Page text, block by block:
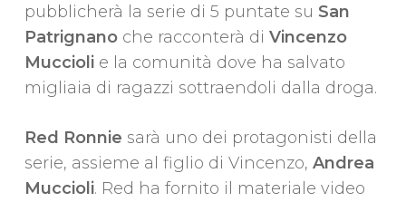
pubblicherà la serie di 5 puntate su San
Patrignanoche racconterà di Vincenzo
Mucciolie la comunità dove ha salvato
migliaia di ragazzi sottraendoli dalla droga.
Red Ronnie sarà uno dei protagonisti della
serie, assieme al figlio di Vincenzo, Andrea
Muccioli. Red ha fornito il materiale video